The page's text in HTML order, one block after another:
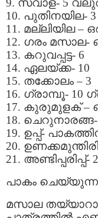
10. പുതിനയില-
11. മല്ലിയില –
12. ഗരം
13. കറുവപ്പട്ട- 6
14. ഏലയ്ക്ക- 10
15. തക്കോലം – 3
16. ഗ്രാമ്പൂ- 10
17. കുരുമുളക്
18.
19. ഉപ്പ്-
20.
21. അണ്ടിപ്പരിപ്പ്-
പാകം ചെയ്യുന്ന
മസാല